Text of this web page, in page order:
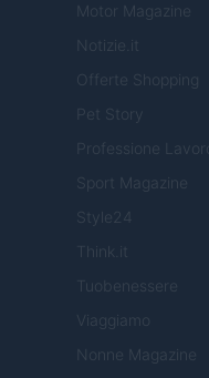
Motor Magazine
Notizie.it
Offerte Shopping
Pet Story
Professione Lavoro
Sport Magazine
Style24
Think.it
Tuobenessere
Viaggiamo
Nonne Magazine